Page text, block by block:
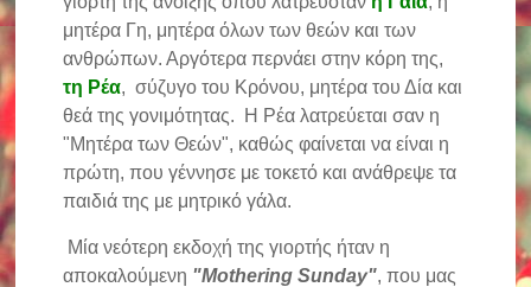
μητέρα Γη, μητέρα όλων των θεών και των
ανθρώπων. Αργότερα περνάει στην κόρη της,
τη Ρέα, σύζυγο του Κρόνου, μητέρα του Δία και
θεά της γονιμότητας. Η Ρέα λατρεύεται σαν η
"Μητέρα των Θεών", καθώς φαίνεται να είναι η
πρώτη, που γέννησε με τοκετό και ανάθρεψε τα
παιδιά της με μητρικό γάλα.
Μία νεότερη εκδοχή της γιορτής ήταν η
αποκαλούμενη "Mothering Sunday", που μας